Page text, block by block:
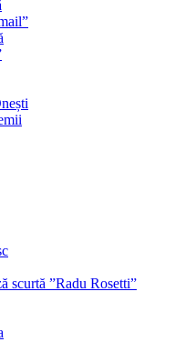
scurtă ”Radu Rosetti”